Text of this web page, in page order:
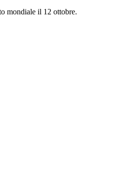
mondiale il 12 ottobre.